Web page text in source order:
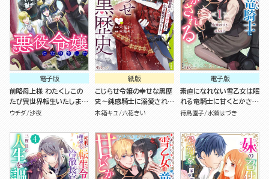
電子版
前略母上様 わたくしこの
たび異世界転生いたしまし
て、悪役令嬢になりました
ウチダ 沙夜
紙版
こじらせ令嬢の幸せな黒歴
史～鈍感騎士に溺愛される
ための秘密のアプローチ～
木箱キユ 六花きい
電子版
素直になれない雪乙女は眠
れる竜騎士に甘くとかされ
る コミック版 （1）
待鳥園子 水瀬はづき